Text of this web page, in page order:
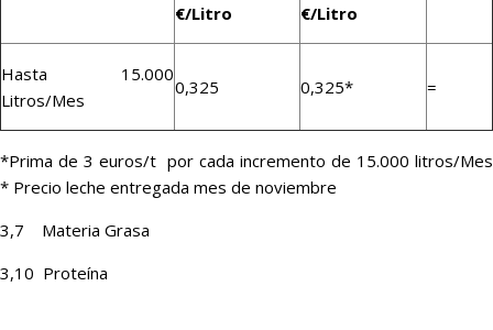
€/Litro €/Litro
Hasta 15.000
Litros/Mes
0,325 0,325* =
*Prima de 3 euros/t por cada incremento de 15.000 litros/Mes
* Precio leche entregada mes de noviembre
3,7 Materia Grasa
3,10 Proteína